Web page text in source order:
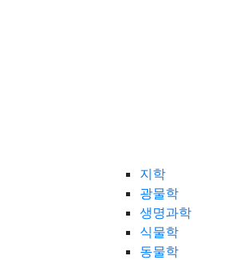
지학
광물학
생명과학
식물학
동물학